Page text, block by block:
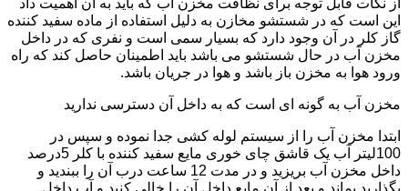
این است که در شستشو مخازن به دلیل استفاده از ماده سفید کننده
گاز کلر در آن وجود دارد که بسیار سمی است و نفری که در داخل
مخزن آب در حال شستشو می باشد باید اطمینان حاصل کند که راه
ورود هوا به مخزن باز باشد و هوا در جریان باشد.
مخزن آب به گونه ای است که به داخل آن دسترسی ندارید
ابتدا مخزن آب را از سیستم لوله کشی جدا نموده و سپس در
100لیتر آب یک قاشق چای خوری مایع سفید کننده با کلر 5درصد
داخل مخزن آب بریزید و در مدت 12 ساعت درب آن را ببندید و
بگذارید بماند و بعد از آن مایع داخل آن را خالی کنید و آب داخل